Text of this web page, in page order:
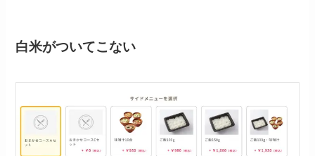
白米がついてこない